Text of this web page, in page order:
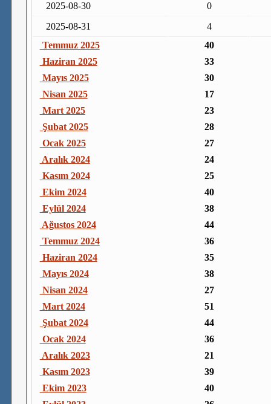
2025-08-30
0
2025-08-31
4
Temmuz 2025
40
Haziran 2025
33
Mayıs 2025
30
Nisan 2025
17
Mart 2025
23
Şubat 2025
28
Ocak 2025
27
Aralık 2024
24
Kasım 2024
25
Ekim 2024
40
Eylül 2024
38
Ağustos 2024
44
Temmuz 2024
36
Haziran 2024
35
Mayıs 2024
38
Nisan 2024
27
Mart 2024
51
Şubat 2024
44
Ocak 2024
36
Aralık 2023
21
Kasım 2023
39
Ekim 2023
40